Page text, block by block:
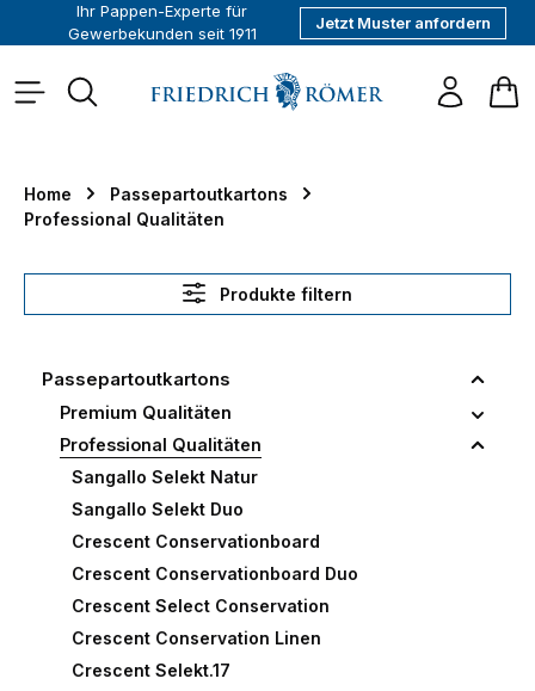
springen
Ihr Pappen-Experte für
Gewerbekunden seit 1911
Jetzt Muster anfordern
Home
Passepartoutkartons
Professional Qualitäten
Produkte filtern
Passepartoutkartons
Premium Qualitäten
Professional Qualitäten
Sangallo Selekt Natur
Sangallo Selekt Duo
Crescent Conservationboard
Crescent Conservationboard Duo
Crescent Select Conservation
Crescent Conservation Linen
Crescent Selekt.17